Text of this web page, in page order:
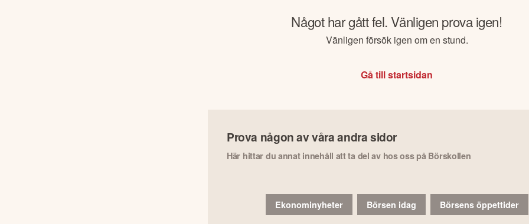
Något har gått fel. Vänligen prova igen!
Vänligen försök igen om en stund.
Gå till startsidan
Prova någon av våra andra sidor
Här hittar du annat innehåll att ta del av hos oss på Börskollen
Ekonominyheter Börsen idag Börsens öppettider